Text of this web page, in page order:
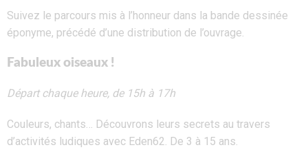
Suivez le parcours mis à l’honneur dans la bande dessinée
éponyme, précédé d’une distribution de l’ouvrage.
Fabuleux oiseaux !
Départ chaque heure, de 15h à 17h
Couleurs, chants… Découvrons leurs secrets au travers
d’activités ludiques avec Eden62. De 3 à 15 ans.